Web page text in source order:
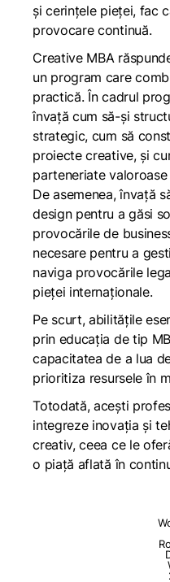
și cerințele pieței, fac
provocare continuă.
Creative MBA
un program care
practică. În cadrul
învață cum să-și
strategic, cum să
proiecte creative, și
parteneriate
De asemenea, învață
design pentru a găsi
provocările de
necesare pentru a
naviga provocările
pieței internaționale.
Pe scurt, abilitățile
prin educația de tip
capacitatea de a lua
prioritiza resursele în
Totodată, acești
integreze inovația și
creativ, ceea ce le
o piață aflată în